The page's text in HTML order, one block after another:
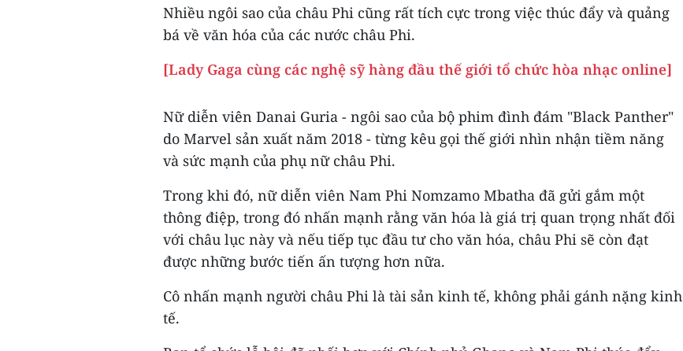
Nhiều ngôi sao của châu Phi cũng rất tích cực trong việc thúc đẩy và quảng
bá về văn hóa của các nước châu Phi.
[Lady Gaga cùng các nghệ sỹ hàng đầu thế giới tổ chức hòa nhạc online]
Nữ diễn viên Danai Guria - ngôi sao của bộ phim đình đám "Black Panther"
do Marvel sản xuất năm 2018 - từng kêu gọi thế giới nhìn nhận tiềm năng
và sức mạnh của phụ nữ châu Phi.
Trong khi đó, nữ diễn viên Nam Phi Nomzamo Mbatha đã gửi gắm một
thông điệp, trong đó nhấn mạnh rằng văn hóa là giá trị quan trọng nhất đối
với châu lục này và nếu tiếp tục đầu tư cho văn hóa, châu Phi sẽ còn đạt
được những bước tiến ấn tượng hơn nữa.
Cô nhấn mạnh người châu Phi là tài sản kinh tế, không phải gánh nặng kinh
tế.